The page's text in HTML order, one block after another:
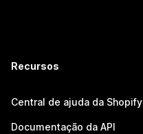
Recursos
Central de ajuda da Shopify
Documentação da API